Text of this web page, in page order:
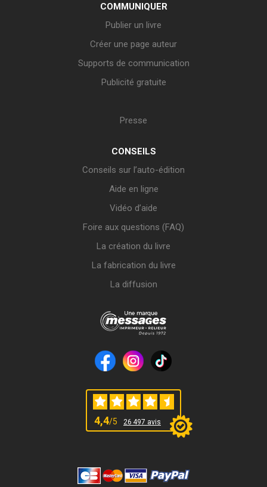
COMMUNIQUER
Publier un livre
Créer une page auteur
Supports de communication
Publicité gratuite
Presse
CONSEILS
Conseils sur l’auto-édition
Aide en ligne
Vidéo d’aide
Foire aux questions (FAQ)
La création du livre
La fabrication du livre
La diffusion
4,4/5 26 497 avis